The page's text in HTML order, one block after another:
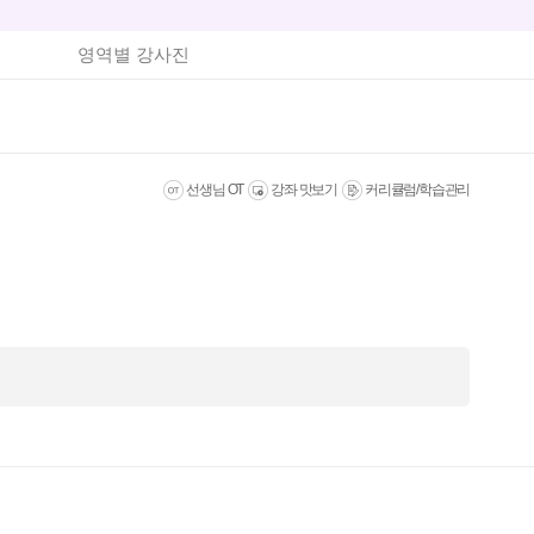
영역별 강사진
선생님 OT 강좌 맛보기 커리큘럼/학습관리